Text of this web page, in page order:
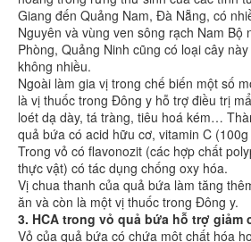
Giang đến Quảng Nam, Đà Nẵng, có
Nguyên và vùng ven sông rạch Nam Bộ
Phòng, Quảng Ninh cũng có loại cây
không nhiều.
Ngoài làm gia vị trong chế biến một số
là vị thuốc trong Đông y hỗ trợ điều trị
loét dạ dày, tá tràng, tiêu hoá kém…
quả bứa có acid hữu cơ, vitamin C
Trong vỏ có flavonozit (các hợp chất
thực vật) có tác dụng chống oxy hóa.
Vị chua thanh của quả bứa làm tăng
ăn và còn là một vị thuốc trong Đông y.
3. HCA trong vỏ quả bứa hỗ trợ giảm
Vỏ của quả bứa có chứa một chất hóa